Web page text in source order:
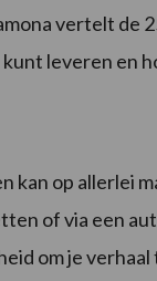
vertelt de
leveren en
kan op allerlei
of via een
om je